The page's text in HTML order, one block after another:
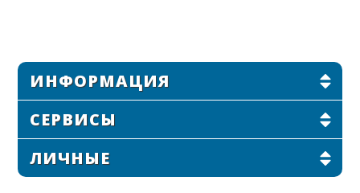
ИНФОРМАЦИЯ
СЕРВИСЫ
ЛИЧНЫЕ